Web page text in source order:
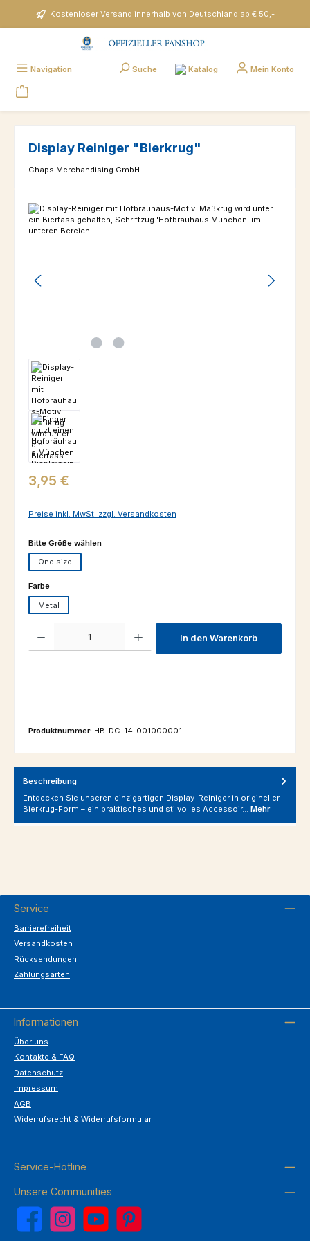
Zum Hauptinhalt springenKostenloser Versand innerhalb von Deutschland ab € 50,-
Navigation Suche Katalog Mein Konto
Display Reiniger "Bierkrug"
Chaps Merchandising GmbH
Bildergalerie überspringen
Regulärer Preis:
3,95 €
Preise inkl. MwSt. zzgl. Versandkosten
Bitte Größe wählenauswählen
One size
Farbeauswählen
Metal
In den Warenkorb
Produktnummer: HB-DC-14-001000001
Beschreibung
Entdecken Sie unseren einzigartigen Display-Reiniger in origineller
Bierkrug-Form – ein praktisches und stilvolles Accessoir… Mehr
Service
Barrierefreiheit
Versandkosten
Rücksendungen
Zahlungsarten
Informationen
Über uns
Kontakte & FAQ
Datenschutz
Impressum
AGB
Widerrufsrecht & Widerrufsformular
Service-Hotline
Unsere Communities
Facebook Instagram YouTube Pinterest